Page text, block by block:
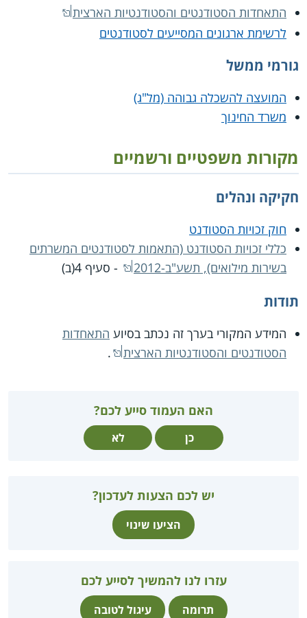
התאחדות הסטודנטים והסטודנטיות הארצית
לרשימת ארגונים המסייעים לסטודנטים
גורמי ממשל
המועצה להשכלה גבוהה (מל"ג)
משרד החינוך
מקורות משפטיים ורשמיים
חקיקה ונהלים
חוק זכויות הסטודנט
כללי זכויות הסטודנט (התאמות לסטודנטים המשרתים
בשירות מילואים), תשע"ב-2012
- סעיף 4(ב)
תודות
המידע המקורי בערך זה נכתב בסיוע התאחדות
הסטודנטים והסטודנטיות הארצית
.
האם העמוד סייע לכם?
כן לא
יש לכם הצעות לעדכון?
הציעו שינוי
עזרו לנו להמשיך לסייע לכם
תרומה עיגול לטובה